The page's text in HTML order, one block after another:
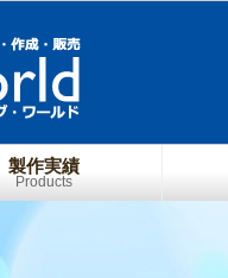
製作実績
Products